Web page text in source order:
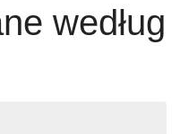
według